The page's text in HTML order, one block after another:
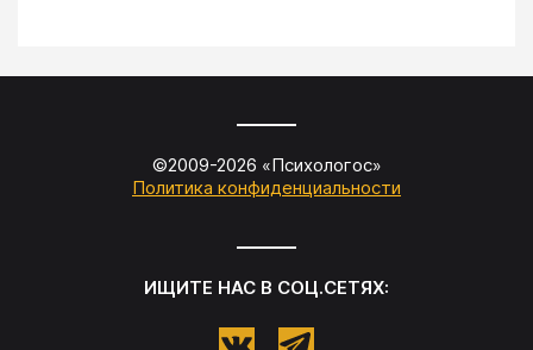
©2009-2026 «Психологос»
Политика конфиденциальности
ИЩИТЕ НАС В СОЦ.СЕТЯХ: